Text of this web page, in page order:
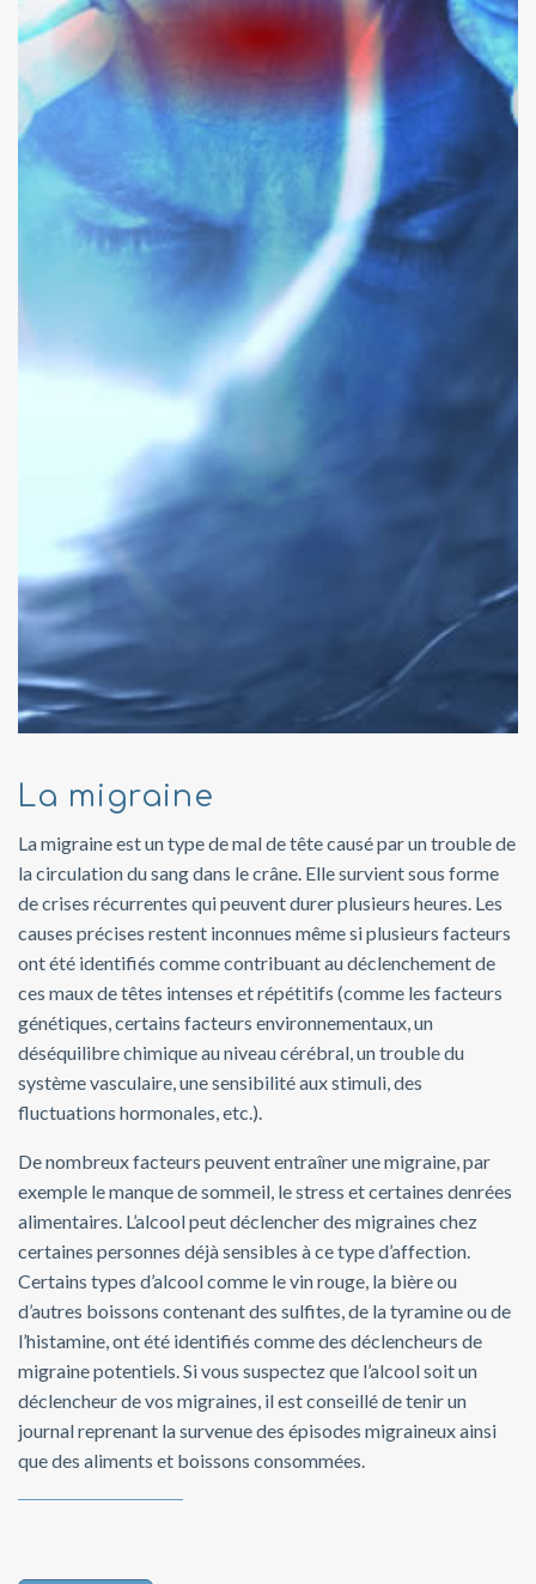
La migraine
La migraine est un type de mal de tête causé par un trouble de
la circulation du sang dans le crâne. Elle survient sous forme
de crises récurrentes qui peuvent durer plusieurs heures. Les
causes précises restent inconnues même si plusieurs facteurs
ont été identifiés comme contribuant au déclenchement de
ces maux de têtes intenses et répétitifs (comme les facteurs
génétiques, certains facteurs environnementaux, un
déséquilibre chimique au niveau cérébral, un trouble du
système vasculaire, une sensibilité aux stimuli, des
fluctuations hormonales, etc.).
De nombreux facteurs peuvent entraîner une migraine, par
exemple le manque de sommeil, le stress et certaines denrées
alimentaires. L’alcool peut déclencher des migraines chez
certaines personnes déjà sensibles à ce type d’affection.
Certains types d’alcool comme le vin rouge, la bière ou
d’autres boissons contenant des sulfites, de la tyramine ou de
l’histamine, ont été identifiés comme des déclencheurs de
migraine potentiels. Si vous suspectez que l’alcool soit un
déclencheur de vos migraines, il est conseillé de tenir un
journal reprenant la survenue des épisodes migraineux ainsi
que des aliments et boissons consommées.